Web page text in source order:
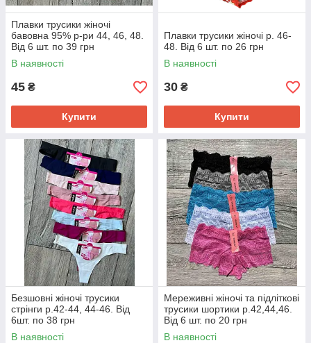
Плавки трусики жіночі
бавовна 95% р-ри 44, 46, 48.
Від 6 шт. по 39 грн
В наявності
45 ₴
Купити
Плавки трусики жіночі р. 46-
48. Від 6 шт. по 26 грн
В наявності
30 ₴
Купити
Безшовні жіночі трусики
стрінги р.42-44, 44-46. Від
6шт. по 38 грн
В наявності
Мереживні жіночі та підліткові
трусики шортики р.42,44,46.
Від 6 шт. по 20 грн
В наявності